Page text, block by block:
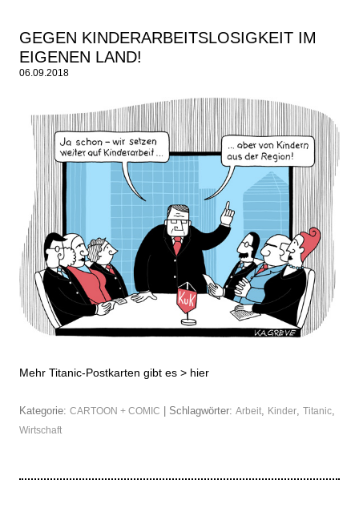
GEGEN KINDERARBEITSLOSIGKEIT IM
EIGENEN LAND!
06.09.2018
Mehr Titanic-Postkarten gibt es > hier
Kategorie: CARTOON + COMIC | Schlagwörter: Arbeit Kinder Titanic
Wirtschaft